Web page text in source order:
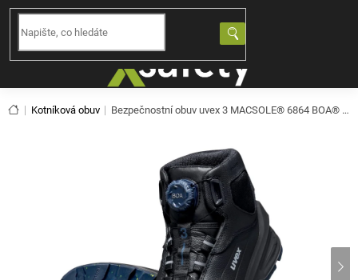
Přejít
obsah
Domů
Kotníková obuv Bezpečnostní obuv uvex 3 MACSOLE® 6864 BOA® S3S